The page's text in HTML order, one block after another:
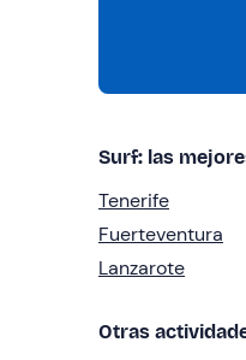
Surf: las
Tenerife
Fuerteventura
Lanzarote
Otras